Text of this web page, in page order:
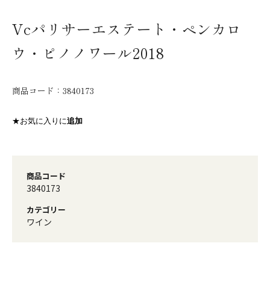
Vcパリサーエステート・ペンカロ
ウ・ピノノワール2018
商品コード： 3840173
★お気に入りに追加
商品コード
3840173
カテゴリー
ワイン